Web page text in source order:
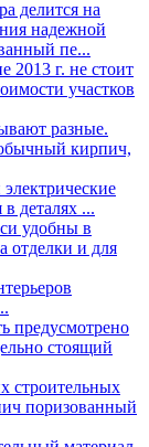
делится на
надежной
пе...
2013 г. не стоит
участков
разные.
кирпич,
деталях ...
удобны в
отделки и для
предусмотрено
стоящий
строительных
поризованный